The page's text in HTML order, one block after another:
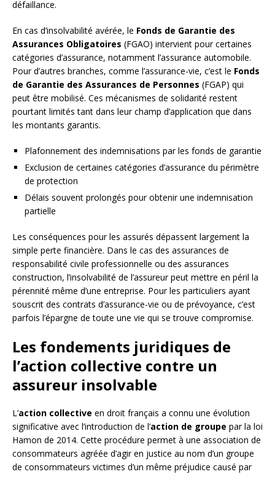
défaillance.
En cas d’insolvabilité avérée, le Fonds de Garantie des
Assurances Obligatoires (FGAO) intervient pour certaines
catégories d’assurance, notamment l’assurance automobile.
Pour d’autres branches, comme l’assurance-vie, c’est le Fonds
de Garantie des Assurances de Personnes (FGAP) qui
peut être mobilisé. Ces mécanismes de solidarité restent
pourtant limités tant dans leur champ d’application que dans
les montants garantis.
Plafonnement des indemnisations par les fonds de garantie
Exclusion de certaines catégories d’assurance du périmètre
de protection
Délais souvent prolongés pour obtenir une indemnisation
partielle
Les conséquences pour les assurés dépassent largement la
simple perte financière. Dans le cas des assurances de
responsabilité civile professionnelle ou des assurances
construction, l’insolvabilité de l’assureur peut mettre en péril la
pérennité même d’une entreprise. Pour les particuliers ayant
souscrit des contrats d’assurance-vie ou de prévoyance, c’est
parfois l’épargne de toute une vie qui se trouve compromise.
Les fondements juridiques de
l’action collective contre un
assureur insolvable
L’action collective en droit français a connu une évolution
significative avec l’introduction de l’action de groupe par la loi
Hamon de 2014. Cette procédure permet à une association de
consommateurs agréée d’agir en justice au nom d’un groupe
de consommateurs victimes d’un même préjudice causé par